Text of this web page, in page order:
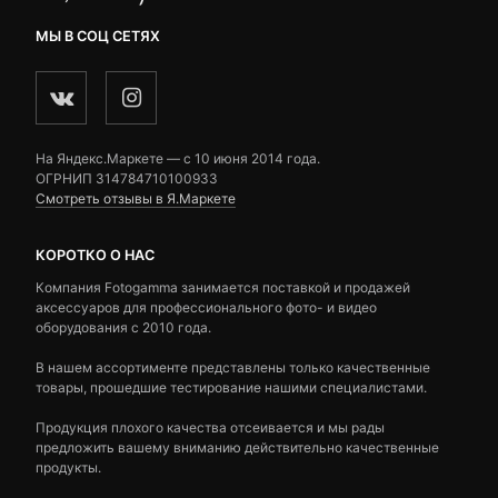
МЫ В СОЦ СЕТЯХ
На Яндекс.Маркете — c 10 июня 2014 года.
ОГРНИП 314784710100933
Смотреть отзывы в Я.Маркете
КОРОТКО О НАС
Компания Fotogamma занимается поставкой и продажей
аксессуаров для профессионального фото- и видео
оборудования с 2010 года.
В нашем ассортименте представлены только качественные
товары, прошедшие тестирование нашими специалистами.
Продукция плохого качества отсеивается и мы рады
предложить вашему вниманию действительно качественные
продукты.